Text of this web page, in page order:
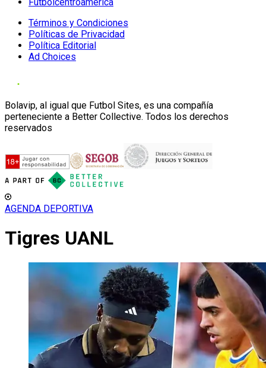
Términos y Condiciones
Políticas de Privacidad
Política Editorial
Ad Choices
Bolavip, al igual que Futbol Sites, es una compañía
perteneciente a Better Collective. Todos los derechos
reservados
AGENDA DEPORTIVA
Tigres UANL